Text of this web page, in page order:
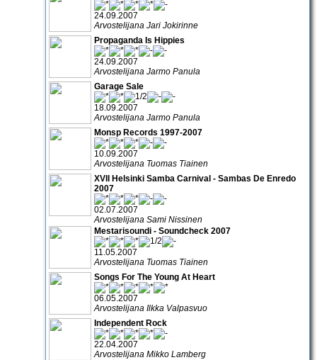
24.09.2007
Arvostelijana Jari Jokirinne
Propaganda Is Hippies
24.09.2007
Arvostelijana Jarmo Panula
Garage Sale
18.09.2007
Arvostelijana Jarmo Panula
Monsp Records 1997-2007
10.09.2007
Arvostelijana Tuomas Tiainen
XVII Helsinki Samba Carnival - Sambas De Enredo
2007
02.07.2007
Arvostelijana Sami Nissinen
Mestarisoundi - Soundcheck 2007
11.05.2007
Arvostelijana Tuomas Tiainen
Songs For The Young At Heart
06.05.2007
Arvostelijana Ilkka Valpasvuo
Independent Rock
22.04.2007
Arvostelijana Mikko Lamberg